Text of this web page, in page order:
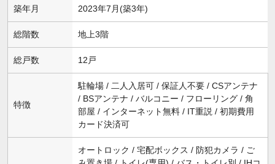
築年月 2023年7月(築3年)
総階数 地上3階
総戸数 12戸
特徴
駐輪場 / 二人入居可 / 保証人不要 / CSアンテナ
/ BSアンテナ / バルコニー / フローリング / 角
部屋 / インターネット無料 / IT重説 / 初期費用
カード決済可
オートロック / 宅配ボックス / 防犯カメラ / ご